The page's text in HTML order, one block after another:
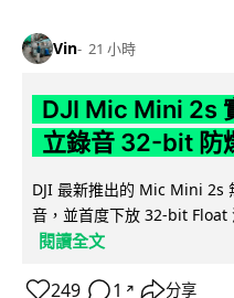
Vin 21 小時
DJI Mic Mini 2s
立錄音 32-bit 防
DJI 最新推出的 Mic Mini 2s
音，並首度下放 32-bit Float
閱讀全文
249 1 ↗ 分享